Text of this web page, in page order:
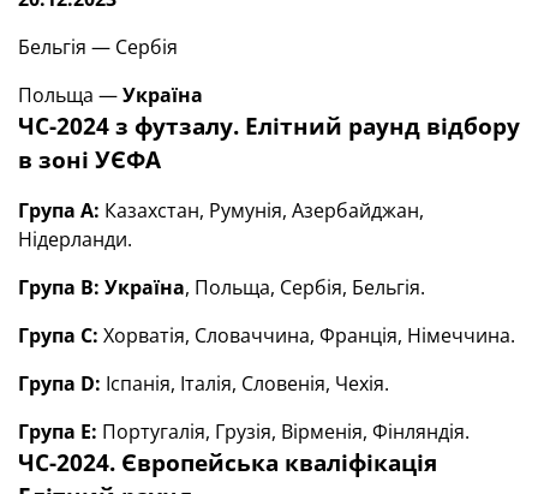
Бельгія — Сербія
Польща —Україна
ЧС-2024 з футзалу. Елітний раунд відбору
в зоні УЄФА
Група А: Казахстан, Румунія, Азербайджан,
Нідерланди.
Група В: Україна, Польща, Сербія, Бельгія.
Група С: Хорватія, Словаччина, Франція, Німеччина.
Група D: Іспанія, Італія, Словенія, Чехія.
Група Е: Португалія, Грузія, Вірменія, Фінляндія.
ЧС-2024. Європейська кваліфікація